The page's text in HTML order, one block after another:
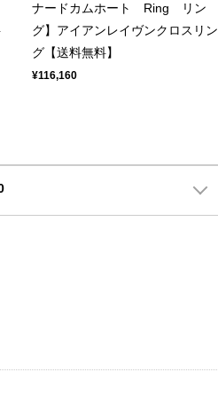
ナードカムホート Ring リン
グ】アイアンレイヴンクロスリン
グ【送料無料】
¥116,160